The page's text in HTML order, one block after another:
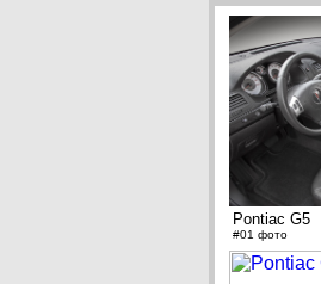
Pontiac G5
#01 фото